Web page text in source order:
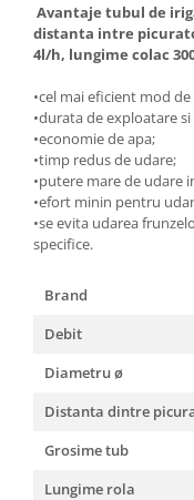
Masini de spalat vase
Masini de spalat vase
independente
Motoburghiu/Foreza
Pachete Incorporabile
Pirostrii & Arzatoare
Plasa umbrire
Pompe de stropit
Radiatoare
Suflante & Aspiratoare
Aspiratoare
Suflante Frunze
Avantaje tubul de
distanta intre
4l/h, lungime colac
•cel mai eficient mod
•durata de exploatare
•economie de apa;
•timp redus de udare;
•putere mare de udare
•efort minin pentru
•se evita udarea
specifice.
Brand
Debit
Diametru ø
Distanta dintre
Grosime tub
Lungime rola